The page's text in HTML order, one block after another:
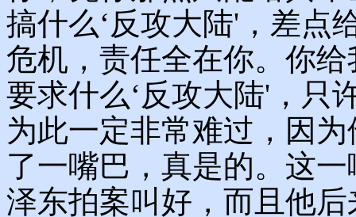
搞什么‘反攻大陆'，差点
危机，责任全在你。你
要求什么‘反攻大陆'，只
为此一定非常难过，因
了一嘴巴，真是的。这
泽东拍案叫好，而且他